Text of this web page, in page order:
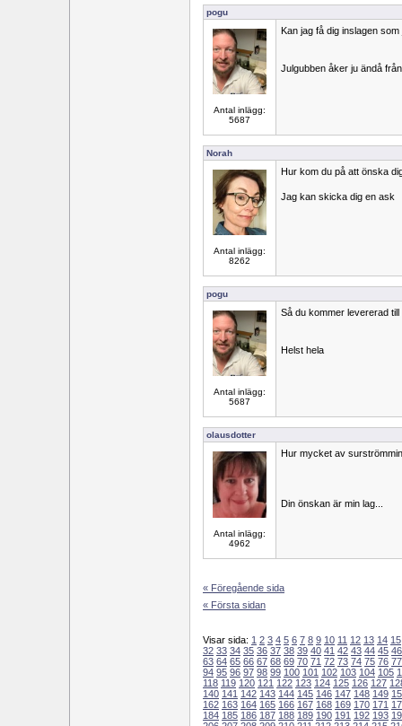
pogu
Antal inlägg:
5687
Kan jag få dig inslagen som
Julgubben åker ju ändå
Norah
Antal inlägg:
8262
Hur kom du på att önska
Jag kan skicka dig en ask
pogu
Antal inlägg:
5687
Så du kommer levererad till
Helst hela
olausdotter
Antal inlägg:
4962
Hur mycket av
Din önskan är min lag...
« Föregående sida
« Första sidan
Visar sida: 1 2 3 4 5 6 7 8 9 10 11 12 13 14 15
32 33 34 35 36 37 38 39 40 41 42 43 44 45 46
63 64 65 66 67 68 69 70 71 72 73 74 75 76 77
94 95 96 97 98 99 100 101 102 103 104 105
118 119 120 121 122 123 124 125 126 127
140 141 142 143 144 145 146 147 148 149
162 163 164 165 166 167 168 169 170 171
184 185 186 187 188 189 190 191 192 193